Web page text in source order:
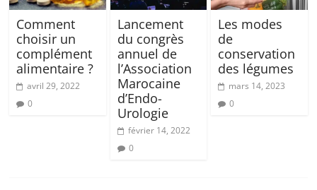
Comment
choisir un
complément
alimentaire ?
avril 29, 2022
0
Lancement
du congrès
annuel de
l’Association
Marocaine
d’Endo-
Urologie
février 14, 2022
0
Les modes
de
conservation
des légumes
mars 14, 2023
0